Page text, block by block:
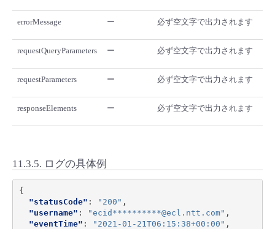
errorMessage ー 必ず空文字で出力されます
requestQueryParameters ー 必ず空文字で出力されます
requestParameters ー 必ず空文字で出力されます
responseElements ー 必ず空文字で出力されます
11.3.5. ログの具体例
{
"statusCode" : "200" ,
"username" : "ecid**********@ecl.ntt.com" ,
"eventTime" : "2021-01-21T06:15:38+00:00" ,